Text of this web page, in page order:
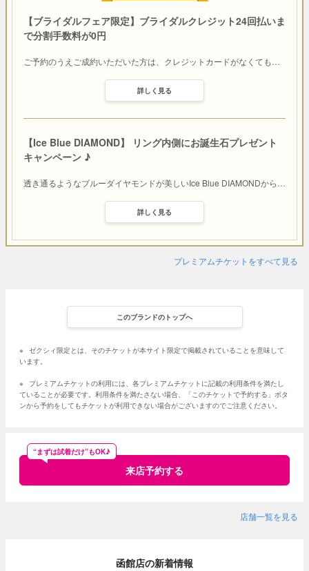
【ブライダルフェア限定】ブライダルクレジット24回払いま
で分割手数料が0円
ご予約のうえご成約いただいた方は、クレジットカードがなくても…
詳しく見る
【Ice Blue DIAMOND】 リング内側にお誕生石プレゼント
キャンペーン ♪
透き通るようなブルーダイヤモンドが美しいIce Blue DIAMONDから…
詳しく見る
プレミアムチケットをすべて見る
このブランドのトップへ
※ ゼクシィ限定とは、そのチケットが本サイト限定で掲載されていることを意味して
います。
※
プレミアムチケットの利用には、各プレミアムチケットに記載の利用条件を満たし
ていることが必要です。利用条件を満たさない場合、「このチケットで予約する」ボタ
ンから予約をしてもチケットが利用できない場合がございますのでご注意ください。
来店予約する
“まずは試着だけ”もOK♪
店舗一覧を見る
函館店の新着情報